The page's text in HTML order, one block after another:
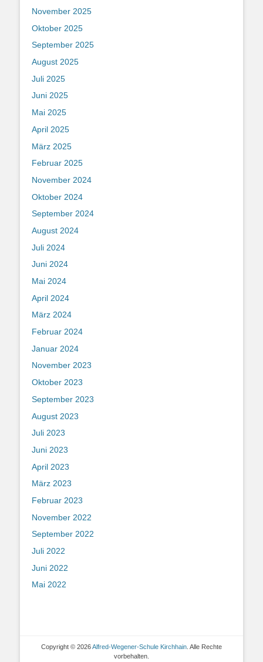
November 2025
Oktober 2025
September 2025
August 2025
Juli 2025
Juni 2025
Mai 2025
April 2025
März 2025
Februar 2025
November 2024
Oktober 2024
September 2024
August 2024
Juli 2024
Juni 2024
Mai 2024
April 2024
März 2024
Februar 2024
Januar 2024
November 2023
Oktober 2023
September 2023
August 2023
Juli 2023
Juni 2023
April 2023
März 2023
Februar 2023
November 2022
September 2022
Juli 2022
Juni 2022
Mai 2022
Copyright © 2026Alfred-Wegener-Schule Kirchhain . Alle Rechte
vorbehalten.